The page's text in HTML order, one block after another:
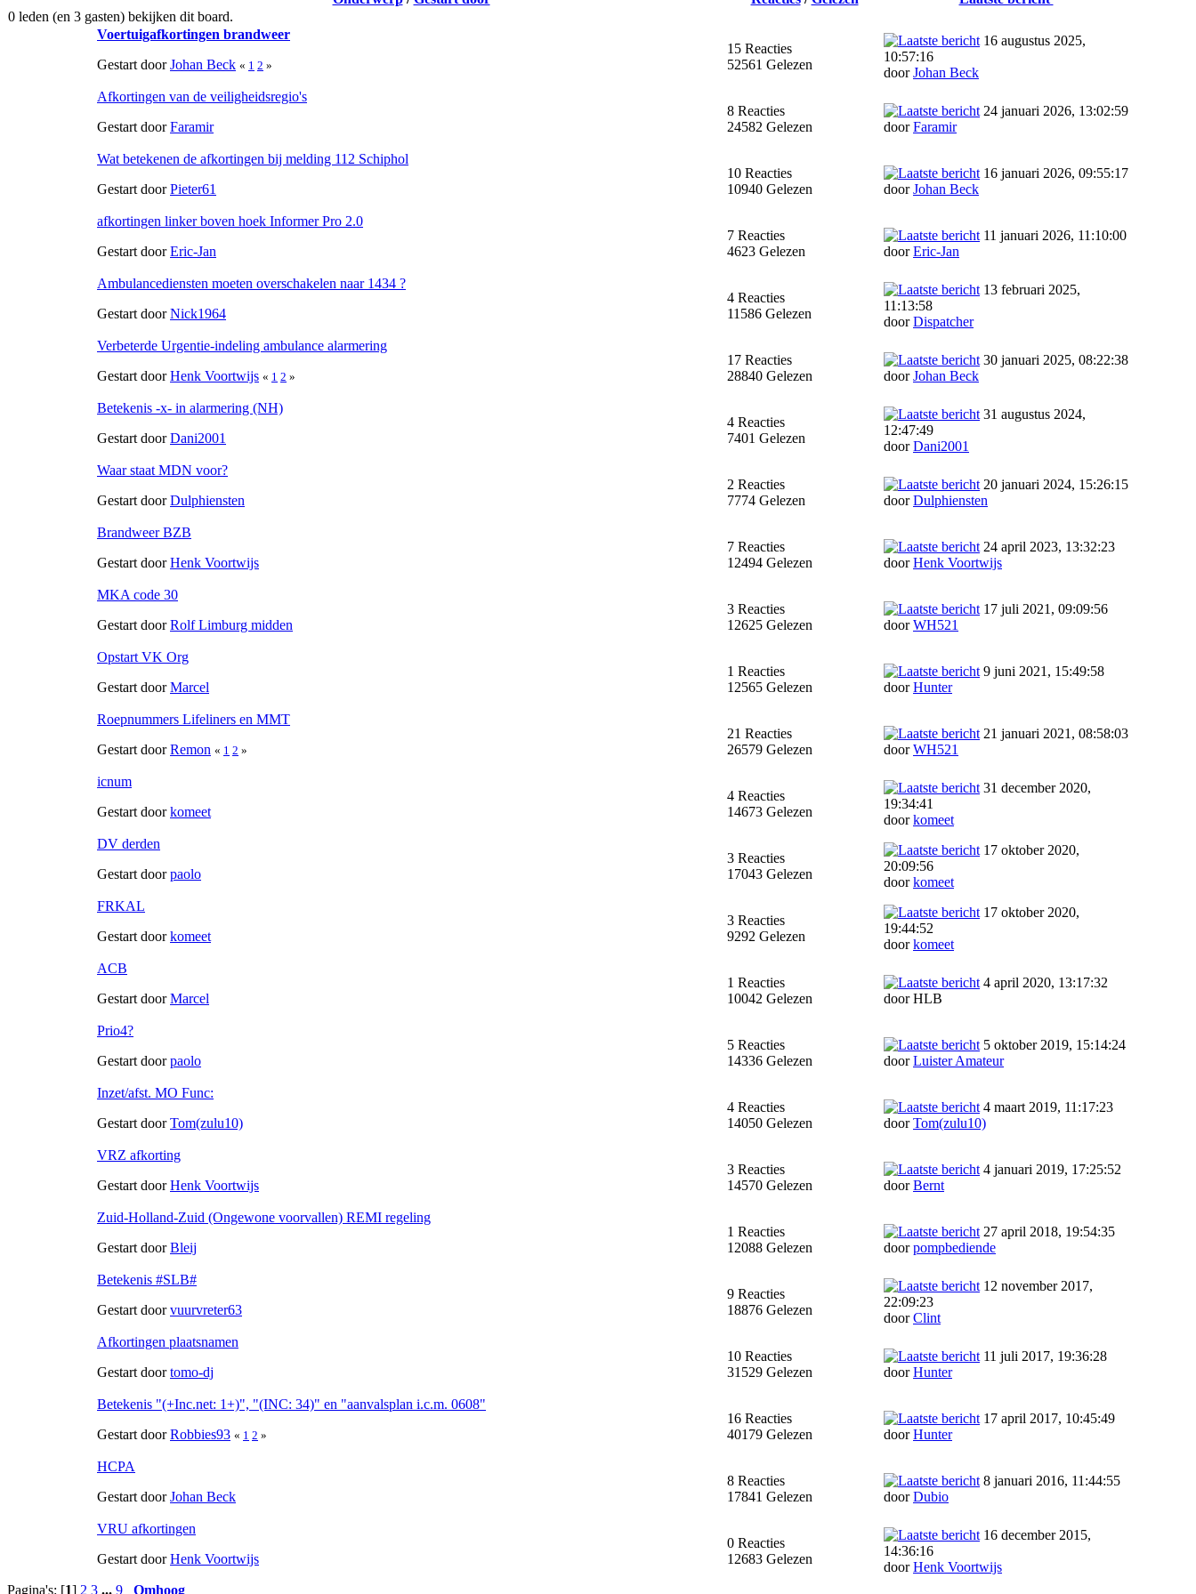
0 leden (en 3 gasten) bekijken dit board.
Voertuigafkortingen brandweer
Gestart doorJohan Beck « 1 2 »
15 Reacties
52561 Gelezen
16 augustus 2025,
10:57:16
doorJohan Beck
Afkortingen van de veiligheidsregio's
Gestart doorFaramir
8 Reacties
24582 Gelezen
24 januari 2026, 13:02:59
doorFaramir
Wat betekenen de afkortingen bij melding 112 Schiphol
Gestart doorPieter61
10 Reacties
10940 Gelezen
16 januari 2026, 09:55:17
doorJohan Beck
afkortingen linker boven hoek Informer Pro 2.0
Gestart doorEric-Jan
7 Reacties
4623 Gelezen
11 januari 2026, 11:10:00
doorEric-Jan
Ambulancediensten moeten overschakelen naar 1434 ?
Gestart doorNick1964
4 Reacties
11586 Gelezen
13 februari 2025,
11:13:58
doorDispatcher
Verbeterde Urgentie-indeling ambulance alarmering
Gestart doorHenk Voortwijs « 1 2 »
17 Reacties
28840 Gelezen
30 januari 2025, 08:22:38
doorJohan Beck
Betekenis -x- in alarmering (NH)
Gestart doorDani2001
4 Reacties
7401 Gelezen
31 augustus 2024,
12:47:49
doorDani2001
Waar staat MDN voor?
Gestart doorDulphiensten
2 Reacties
7774 Gelezen
20 januari 2024, 15:26:15
doorDulphiensten
Brandweer BZB
Gestart doorHenk Voortwijs
7 Reacties
12494 Gelezen
24 april 2023, 13:32:23
doorHenk Voortwijs
MKA code 30
Gestart doorRolf Limburg midden
3 Reacties
12625 Gelezen
17 juli 2021, 09:09:56
doorWH521
Opstart VK Org
Gestart doorMarcel
1 Reacties
12565 Gelezen
9 juni 2021, 15:49:58
doorHunter
Roepnummers Lifeliners en MMT
Gestart doorRemon « 1 2 »
21 Reacties
26579 Gelezen
21 januari 2021, 08:58:03
doorWH521
icnum
Gestart doorkomeet
4 Reacties
14673 Gelezen
31 december 2020,
19:34:41
doorkomeet
DV derden
Gestart doorpaolo
3 Reacties
17043 Gelezen
17 oktober 2020,
20:09:56
doorkomeet
FRKAL
Gestart doorkomeet
3 Reacties
9292 Gelezen
17 oktober 2020,
19:44:52
doorkomeet
ACB
Gestart doorMarcel
1 Reacties
10042 Gelezen
4 april 2020, 13:17:32
door HLB
Prio4?
Gestart doorpaolo
5 Reacties
14336 Gelezen
5 oktober 2019, 15:14:24
doorLuister Amateur
Inzet/afst. MO Func:
Gestart doorTom(zulu10)
4 Reacties
14050 Gelezen
4 maart 2019, 11:17:23
doorTom(zulu10)
VRZ afkorting
Gestart doorHenk Voortwijs
3 Reacties
14570 Gelezen
4 januari 2019, 17:25:52
doorBernt
Zuid-Holland-Zuid (Ongewone voorvallen) REMI regeling
Gestart doorBleij
1 Reacties
12088 Gelezen
27 april 2018, 19:54:35
doorpompbediende
Betekenis #SLB#
Gestart doorvuurvreter63
9 Reacties
18876 Gelezen
12 november 2017,
22:09:23
doorClint
Afkortingen plaatsnamen
Gestart doortomo-dj
10 Reacties
31529 Gelezen
11 juli 2017, 19:36:28
doorHunter
Betekenis "(+Inc.net: 1+)", "(INC: 34)" en "aanvalsplan i.c.m. 0608"
Gestart doorRobbies93 « 1 2 »
16 Reacties
40179 Gelezen
17 april 2017, 10:45:49
doorHunter
HCPA
Gestart doorJohan Beck
8 Reacties
17841 Gelezen
8 januari 2016, 11:44:55
doorDubio
VRU afkortingen
Gestart doorHenk Voortwijs
0 Reacties
12683 Gelezen
16 december 2015,
14:36:16
doorHenk Voortwijs
Pagina's: [1] 2 3 ... 9 Omhoog